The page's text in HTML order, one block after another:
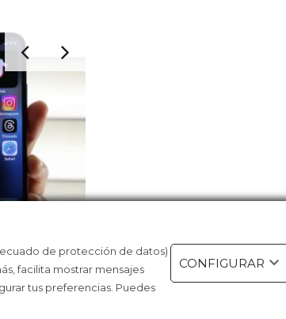
de protección de datos)
facilita mostrar mensajes
tus preferencias. Puedes
CONFIGURAR
LA NUEVA GENERACIÓN DE
WEARABLES ES INVISIBLE